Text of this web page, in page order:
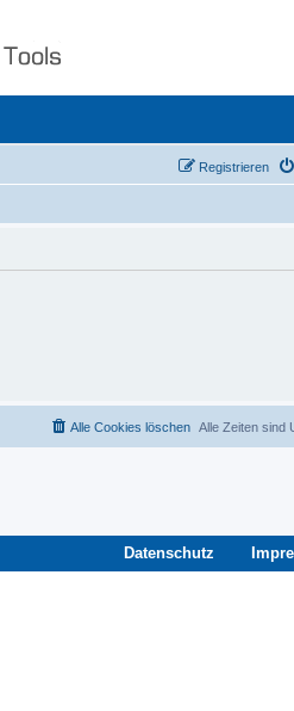
Registrieren
Alle Zeiten sind
Alle Cookies löschen
Datenschutz